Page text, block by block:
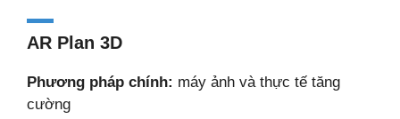
AR Plan 3D
Phương pháp chính: máy ảnh và thực tế tăng
cường